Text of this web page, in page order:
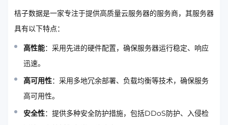
桔子数据是一家专注于提供高质量云服务器的服务商，其服务器
具有以下特点：
高性能：采用先进的硬件配置，确保服务器运行稳定、响应
迅速。
高可用性：采用多地冗余部署、负载均衡等技术，确保服务
高可用性。
安全性：提供多种安全防护措施，包括DDoS防护、入侵检